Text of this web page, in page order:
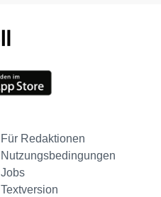
Für Redaktionen
Nutzungsbedingungen
Jobs
Textversion